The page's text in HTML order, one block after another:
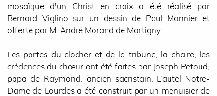
mosaïque d'un Christ en croix a été réalisé par
Bernard Viglino sur un dessin de Paul Monnier et
offerte par M. André Morand de Martigny.
Les portes du clocher et de la tribune, la chaire, les
crédences du chœur ont été faites par Joseph Petoud,
papa de Raymond, ancien sacristain. L’autel Notre-
Dame de Lourdes a été construit par un menuisier de